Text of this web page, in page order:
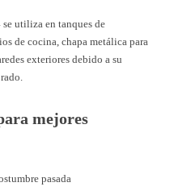
utiliza en tanques de
de cocina, chapa metálica para
exteriores debido a su
mejores
pasada